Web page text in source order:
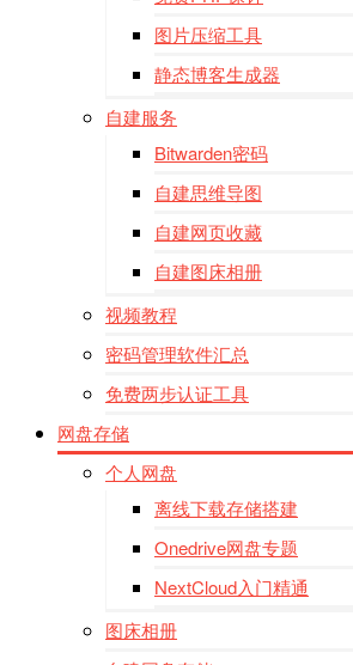
图片压缩工具
静态博客生成器
自建服务
Bitwarden密码
自建思维导图
自建网页收藏
自建图床相册
视频教程
密码管理软件汇总
免费两步认证工具
网盘存储
个人网盘
离线下载存储搭建
Onedrive网盘专题
NextCloud入门精通
图床相册